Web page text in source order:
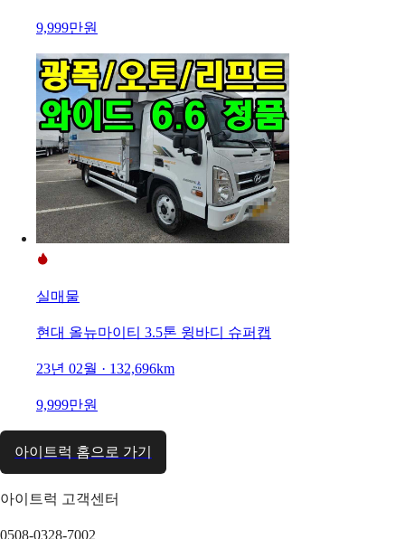
9,999만원
실매물
현대 올뉴마이티 3.5톤 윙바디 슈퍼캡
23년 02월 · 132,696km
9,999만원
아이트럭 홈으로 가기
아이트럭 고객센터
0508-0328-7002